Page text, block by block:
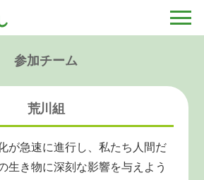
参加チーム
荒川組
が急速に進行し、私たち人間だ
生き物に深刻な影響を与えよう